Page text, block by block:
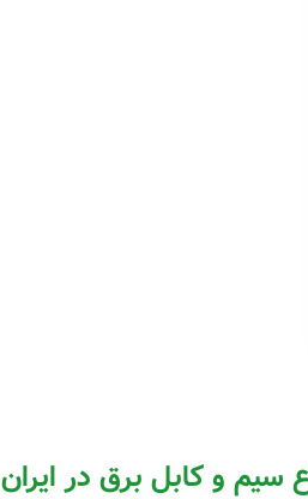
سیم و کابل برق در ایران